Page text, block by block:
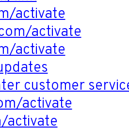
activate
activate
activate
customer
activate
activate